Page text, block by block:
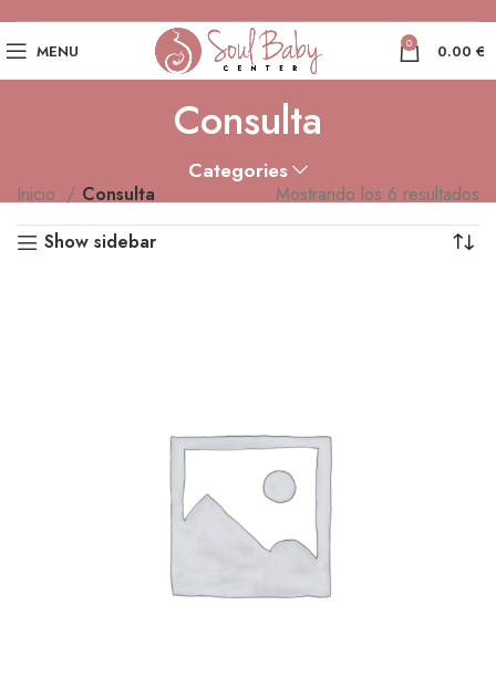
MENU 0 0.00 €
Consulta
Categories
Inicio Consulta
Mostrando los 6 resultados
Show sidebar